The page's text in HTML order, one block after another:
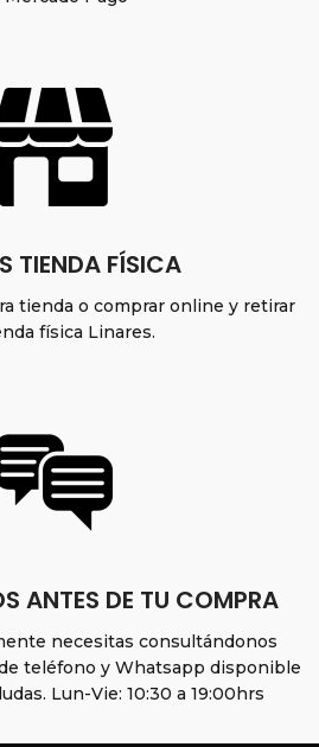
TIENDA FÍSICA
tienda o comprar online y retirar
física Linares.
ANTES DE TU COMPRA
necesitas consultándonos
teléfono y Whatsapp disponible
Lun-Vie: 10:30 a 19:00hrs